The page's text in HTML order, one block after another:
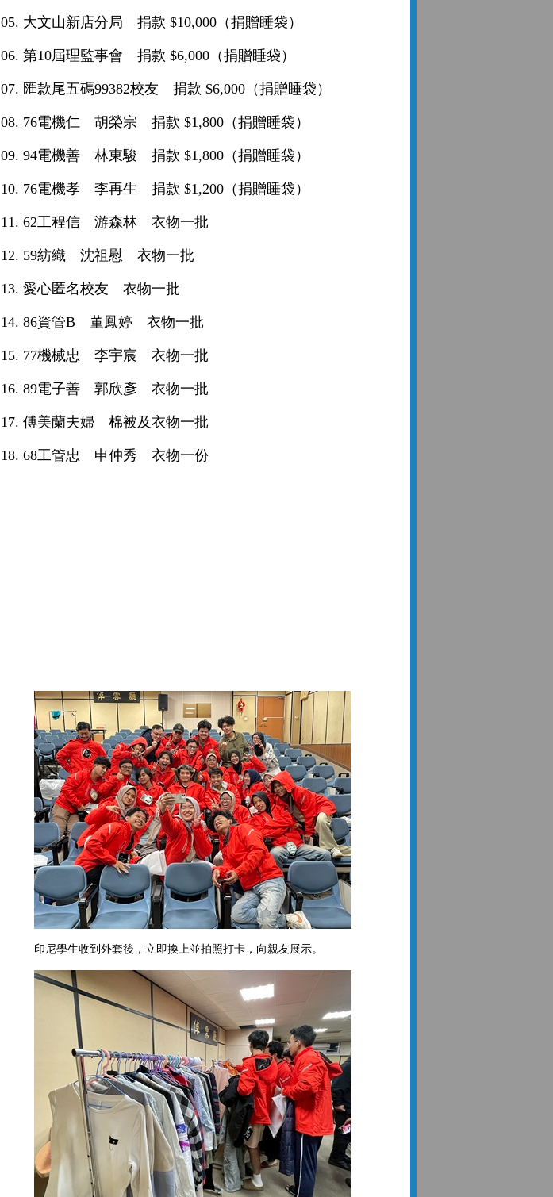
05. 大文山新店分局 捐款 $10,000（捐贈睡袋）
06. 第10屆理監事會 捐款 $6,000（捐贈睡袋）
07. 匯款尾五碼99382校友 捐款 $6,000（捐贈睡袋）
08. 76電機仁 胡榮宗 捐款 $1,800（捐贈睡袋）
09. 94電機善 林東駿 捐款 $1,800（捐贈睡袋）
10. 76電機孝 李再生 捐款 $1,200（捐贈睡袋）
11. 62工程信 游森林 衣物一批
12. 59紡織 沈祖慰 衣物一批
13. 愛心匿名校友 衣物一批
14. 86資管B 董鳳婷 衣物一批
15. 77機械忠 李宇宸 衣物一批
16. 89電子善 郭欣彥 衣物一批
17. 傅美蘭夫婦 棉被及衣物一批
18. 68工管忠 申仲秀 衣物一份
印尼學生收到外套後，立即換上並拍照打卡，向親友展示。